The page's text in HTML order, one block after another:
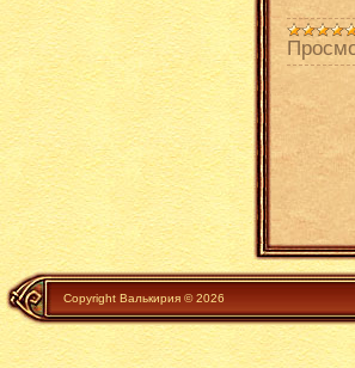
Copyright Валькирия © 2026